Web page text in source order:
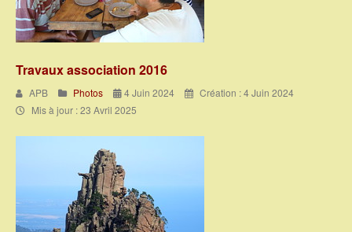
Travaux association 2016
APB Photos 4 Juin 2024
Création : 4 Juin 2024
Mis à jour : 23 Avril 2025